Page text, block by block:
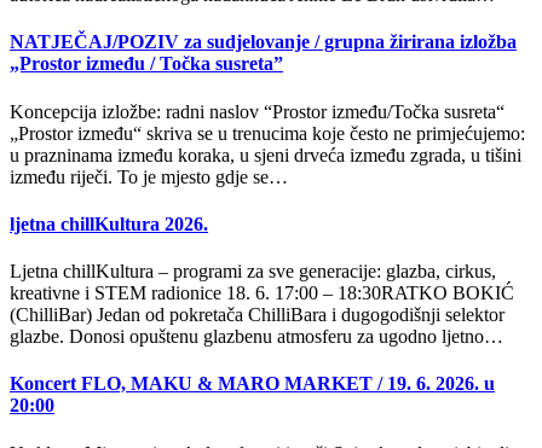
NATJEČAJ/POZIV za sudjelovanje / grupna žirirana izložba
„Prostor između / Točka susreta”
Koncepcija izložbe: radni naslov “Prostor između/Točka susreta“
„Prostor između“ skriva se u trenucima koje često ne primjećujemo:
u prazninama između koraka, u sjeni drveća između zgrada, u tišini
između riječi. To je mjesto gdje se…
ljetna chillKultura 2026.
Ljetna chillKultura – programi za sve generacije: glazba, cirkus,
kreativne i STEM radionice 18. 6. 17:00 – 18:30RATKO BOKIĆ
(ChilliBar) Jedan od pokretača ChilliBara i dugogodišnji selektor
glazbe. Donosi opuštenu glazbenu atmosferu za ugodno ljetno…
Koncert FLO, MAKU & MARO MARKET / 19. 6. 2026. u
20:00